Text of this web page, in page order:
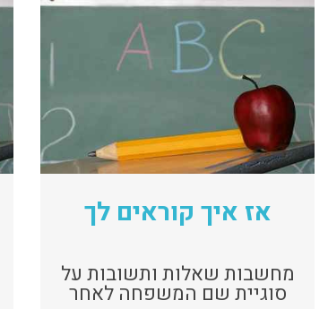
אז איך קוראים לך
מחשבות שאלות ותשובות על
סוגיית שם המשפחה לאחר